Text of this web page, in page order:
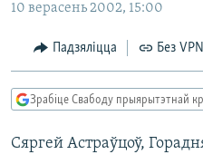
Перайсьці
Перайсьці
пошуку
ЛЮДЗІ
ПАЛІТЫКА
ВАЙНА
БЕЛАРУСЫ НА ВАЙНЕ
БЛОГІ
ГІСТОРЫЯ НА СВАБОДЗЕ
КНІГІ
АЎДЫЁКНІГІ
АБЫСЬЦІ БЛЯКАВАНЬНЕ
ПАДЗЯЛІЦЦА ІНФАРМАЦЫЯЙ
ПАДПІСАЦЦА
RSS
FACEBOOK
TWITTER
10 верасень 2002, 15:00
Падзяліцца Без VPN
Зрабіце Свабоду прыярытэтнай
Сяргей Астраўцоў,